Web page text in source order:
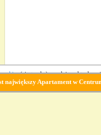
(ciasteczka), zgodnie z
w Centrum-